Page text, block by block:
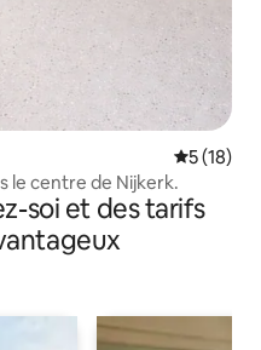
5 (18)
le centre de Nijkerk.
soi et des tarifs